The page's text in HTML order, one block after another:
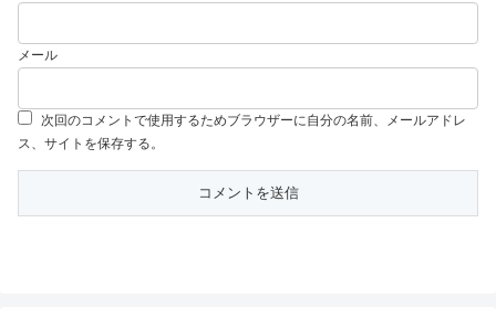
メール
次回のコメントで使用するためブラウザーに自分の名前、メールアドレ
ス、サイトを保存する。